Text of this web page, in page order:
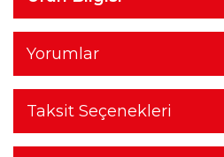
Yorumlar
Taksit Seçenekleri